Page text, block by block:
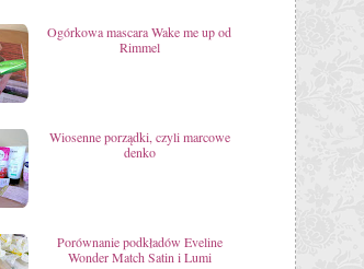
Ogórkowa mascara Wake me up od
Rimmel
Wiosenne porządki, czyli marcowe
denko
Porównanie podkładów Eveline
Wonder Match Satin i Lumi